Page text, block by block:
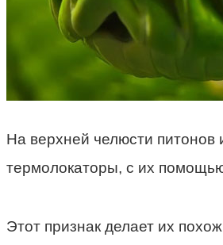
На верхней челюсти питонов
термолокаторы, с их
Этот признак делает их